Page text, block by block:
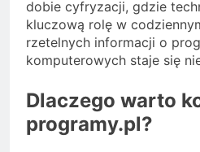
dobie cyfryzacji, gdzie
kluczową rolę w
rzetelnych informacji o
komputerowych staje się
Dlaczego warto
programy.pl?